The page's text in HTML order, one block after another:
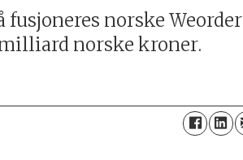
fusjoneres norske Weorder
norske kroner.